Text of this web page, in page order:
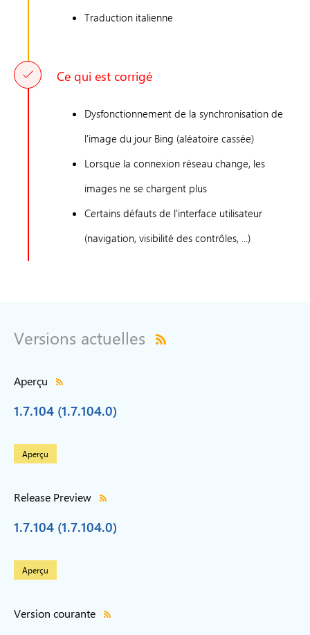
Traduction italienne
Ce qui est corrigé
Dysfonctionnement de la synchronisation de
l'image du jour Bing (aléatoire cassée)
Lorsque la connexion réseau change, les
images ne se chargent plus
Certains défauts de l'interface utilisateur
(navigation, visibilité des contrôles, ...)
Versions actuelles
Aperçu
1.7.104 (1.7.104.0)
Aperçu
Release Preview
1.7.104 (1.7.104.0)
Aperçu
Version courante